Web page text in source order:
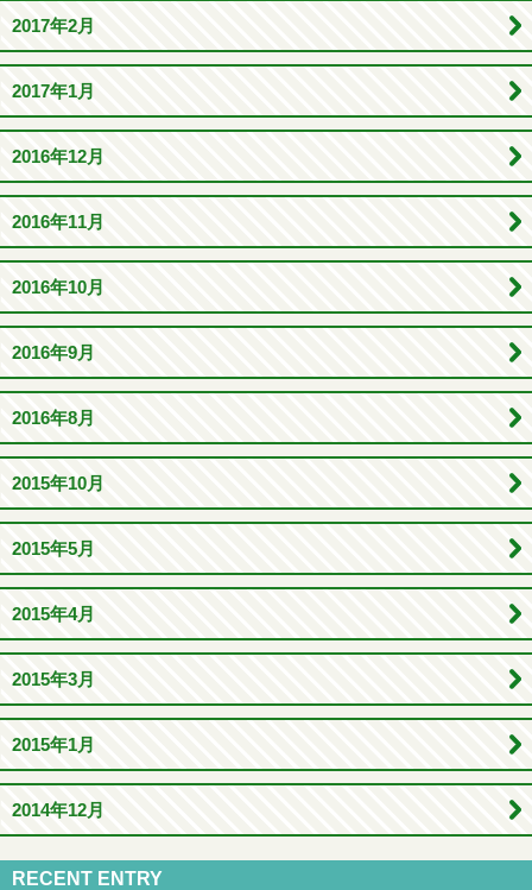
2017年2月
2017年1月
2016年12月
2016年11月
2016年10月
2016年9月
2016年8月
2015年10月
2015年5月
2015年4月
2015年3月
2015年1月
2014年12月
RECENT ENTRY